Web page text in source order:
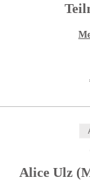
Alice Ulz